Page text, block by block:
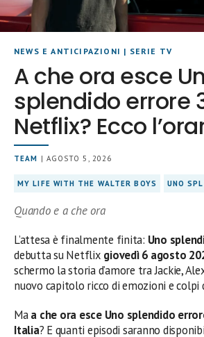
NEWS E ANTICIPAZIONI | SERIE TV
A che ora esce
splendido errore
Netflix? Ecco
TEAM | AGOSTO 5, 2026
MY LIFE WITH THE WALTER BOYS UNO
Quando e a che ora
L’attesa è finalmente finita: Uno
debutta su Netflix giovedì 6 agosto
schermo la storia d’amore tra Jackie,
nuovo capitolo ricco di emozioni e colpi
Maa che ora esce Uno splendido
Italia? E quanti episodi saranno